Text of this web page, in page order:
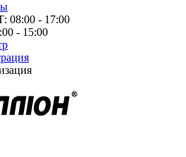
08:00 - 17:00
- 15:00